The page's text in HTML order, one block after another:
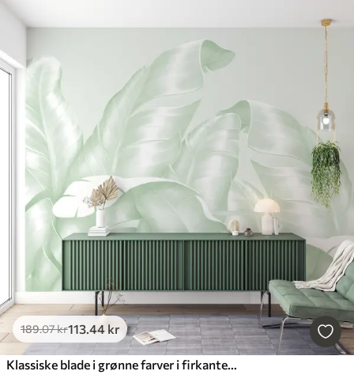
189.07kr113.44 kr
Klassiske blade i grønne farver i firkantet form